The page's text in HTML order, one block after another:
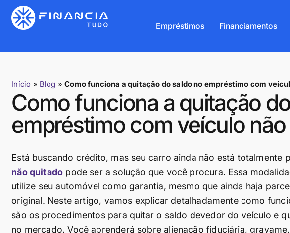
Empréstimos Financiamentos
Início » Blog »Como funciona a quitação do saldo no empréstimo com
Como funciona a quitação
empréstimo com veículo
Está buscando crédito, mas seu carro ainda não está totalmente
não quitado pode ser a solução que você procura. Essa
utilize seu automóvel como garantia, mesmo que ainda haja
original. Neste artigo, vamos explicar detalhadamente como
são os procedimentos para quitar o saldo devedor do veículo e
no mercado. Você aprenderá sobre alienação fiduciária,